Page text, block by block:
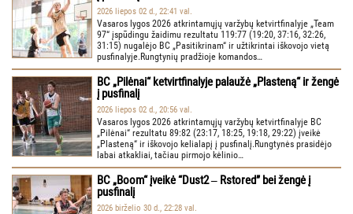
2026 liepos 02 d., 22:41 val.
Vasaros lygos 2026 atkrintamųjų varžybų ketvirtfinalyje „Team
97“ įspūdingu žaidimu rezultatu 119:77 (19:20, 37:16, 32:26,
31:15) nugalėjo BC „Pasitikrinam“ ir užtikrintai iškovojo vietą
pusfinalyje.Rungtynių pradžioje komandos…
BC „Pilėnai“ ketvirtfinalyje palaužė „Plasteną“ ir žengė
į pusfinalį
2026 liepos 02 d., 20:56 val.
Vasaros lygos 2026 atkrintamųjų varžybų ketvirtfinalyje BC
„Pilėnai“ rezultatu 89:82 (23:17, 18:25, 19:18, 29:22) įveikė
„Plasteną“ ir iškovojo kelialapį į pusfinalį.Rungtynės prasidėjo
labai atkakliai, tačiau pirmojo kėlinio…
BC „Boom“ įveikė “Dust2 ‒ Rstored” bei žengė į
pusfinalį
2026 birželio 30 d., 22:28 val.